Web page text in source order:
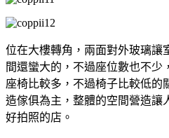
位在大樓轉角，兩面對外玻璃讓
間還蠻大的，不過座位數也不少
座椅比較多，不過椅子比較低的
造傢俱為主，整體的空間營造讓
好拍照的店。